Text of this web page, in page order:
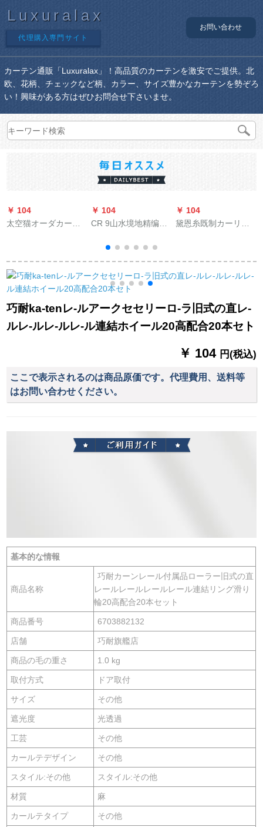
Luxuralax
代理購入専門サイト
お問い合わせ
カーテン通販「Luxuralax」！高品質のカーテンを激安でご提供。北
欧、花柄、チェックなど柄、カラー、サイズ豊かなカーテンを勢ぞろ
い！興味がある方はぜひお問合せ下さいませ。
￥ 104
太空猫オーダカーリ
プ-2976-花色1ミオウ
カーンテージ格
￥ 104
CR 9山水境地精编纱
ン新中国式ソフトカ
ーン挂け式
￥ 104
黛恩糸既制カーリン
遮光布天然素材つぎ
ゃっと合せせせせせ
青+灰布毎米(加工无
料、カーリンググリ
ル及び付属品の计算
巧耐ka-tenレ-ルアークセセリーロ-ラ旧式の直レ-
ルレ-ルレ-ルレ-ル連結ホイール20高配合20本セト
￥ 104 円(税込)
ここで表示されるのは商品原価です。代理費用、送料等
はお問い合わせください。
基本的な情報
商品名称
巧耐カーンレール付属品ローラー旧式の直
レールレールレールレール連結リング滑り
輪20高配合20本セット
商品番号 6703882132
店舗 巧耐旗艦店
商品の毛の重さ 1.0 kg
取付方式 ドア取付
サイズ その他
遮光度 光透過
工芸 その他
カールテデザイン その他
スタイル:その他 スタイル:その他
材質 麻
カールテタイプ その他